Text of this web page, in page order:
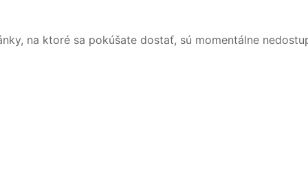
na ktoré sa pokúšate dostať, sú momentálne